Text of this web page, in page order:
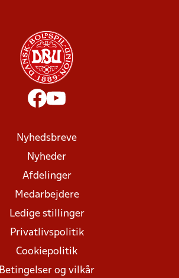
Nyhedsbreve
Nyheder
Afdelinger
Medarbejdere
Ledige stillinger
Privatlivspolitik
Cookiepolitik
Betingelser og vilkår